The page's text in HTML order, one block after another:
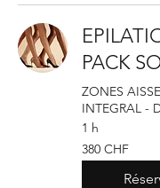
PACK
ZONES
INTEGRAL -
1 h
380
francs
suisses
380 CHF